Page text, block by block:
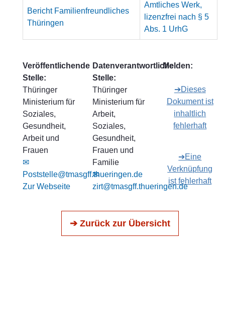
Bericht Familienfreundliches
Thüringen
Amtliches Werk,
lizenzfrei nach § 5
Abs. 1 UrhG
Veröffentlichende
Stelle:
Thüringer
Ministerium für
Soziales,
Gesundheit,
Arbeit und
Frauen
✉
Poststelle@tmasgff.thueringen.de
Zur Webseite
Datenverantwortliche
Stelle:
Thüringer
Ministerium für
Arbeit,
Soziales,
Gesundheit,
Frauen und
Familie
✉
zirt@tmasgff.thueringen.de
Melden:
➔Dieses
Dokument ist
inhaltlich
fehlerhaft
➔Eine
Verknüpfung
ist fehlerhaft
➔ Zurück zur Übersicht